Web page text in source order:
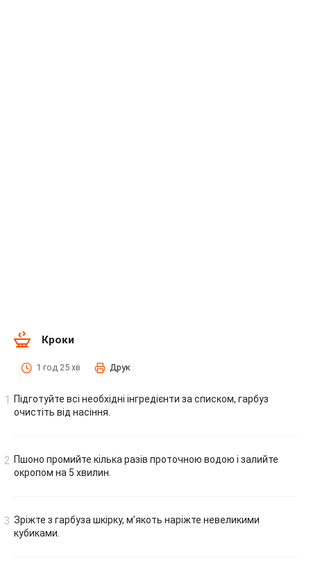
Кроки
1 год 25 хв Друк
Підготуйте всі необхідні інгредієнти за списком, гарбуз
очистіть від насіння.
Пшоно промийте кілька разів проточною водою і залийте
окропом на 5 хвилин.
Зріжте з гарбуза шкірку, м’якоть наріжте невеликими
кубиками.